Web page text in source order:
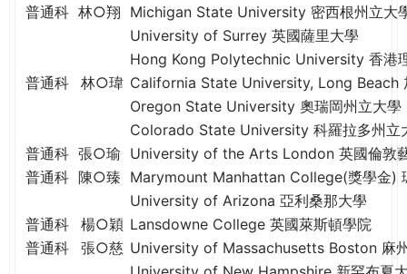
普通科 林○翔 Michigan State University 密西根州立大
University of Surrey 英國薩里大學
Hong Kong Polytechnic University 香港
普通科
林○瑋 California State University, Long Beach
Oregon State University 奧瑞岡州立大學
Colorado State University 科羅拉多州立
普通科 張○瑜 University of the Arts London 英國倫敦
普通科 陳○臻 Marymount Manhattan College(獎學金)
University of Arizona 亞利桑那大學
普通科
楊○穎 Lansdowne College 英國萊斯頓學院
普通科
張○慈 University of Massachusetts Boston 麻